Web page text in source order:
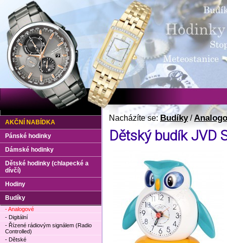
Nacházíte se:Budíky/
Dětský budík JVD
AKČNÍ NABÍDKA
Pánské hodinky
Dámské hodinky
Dětské hodinky (chlapecké a
dívčí)
Hodiny
Budíky
- Analogové
- Digitální
- Řízené rádiovým signálem (Radio
Controlled)
- Dětské